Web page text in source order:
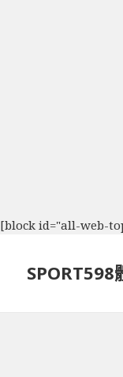
[block id="all-web-
SPORT598